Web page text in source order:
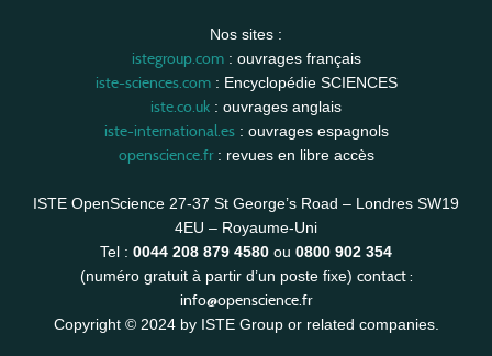
Nos sites :
istegroup.com: ouvrages français
iste-sciences.com: Encyclopédie SCIENCES
iste.co.uk : ouvrages anglais
iste-international.es: ouvrages espagnols
openscience.fr: revues en libre accès
ISTE OpenScience 27-37 St George’s Road – Londres SW19
4EU – Royaume-Uni
Tel : 0044 208 879 4580 ou 0800 902 354
(numéro gratuit à partir d’un poste fixe) contact :
info@openscience.fr
Copyright © 2024 by ISTE Group or related companies.